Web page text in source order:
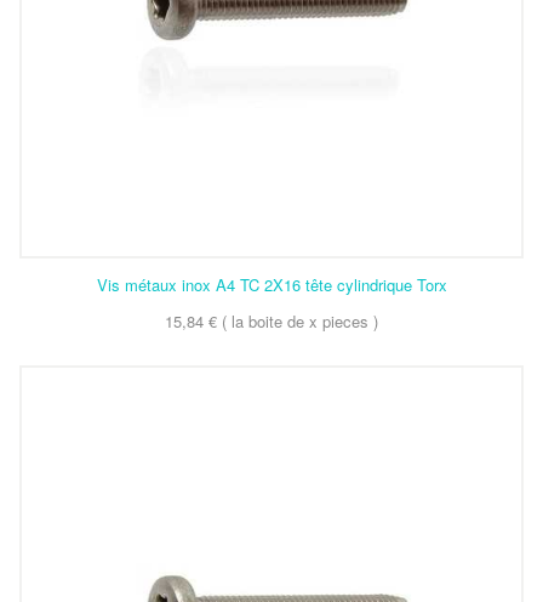
Vis métaux inox A4 TC 2X16 tête cylindrique Torx
15,84 € ( la boite de x pieces )